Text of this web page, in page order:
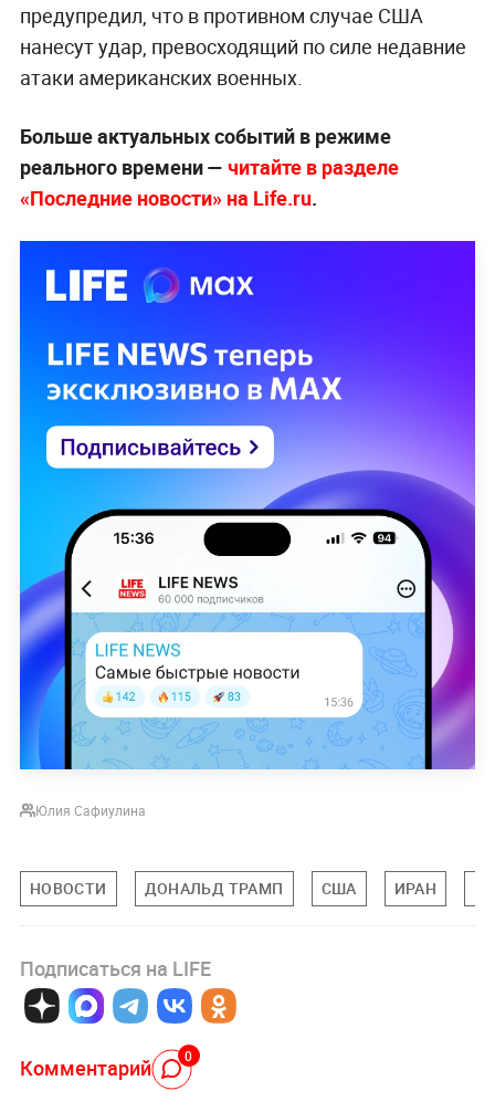
предупредил, что в противном случае США
нанесут удар, превосходящий по силе недавние
атаки американских военных.
Больше актуальных событий в режиме
реального времени — читайте в разделе
«Последние новости» на Life.ru.
Юлия Сафиулина
НОВОСТИ ДОНАЛЬД ТРАМП США ИРАН
Подписаться на LIFE
Комментарий 0